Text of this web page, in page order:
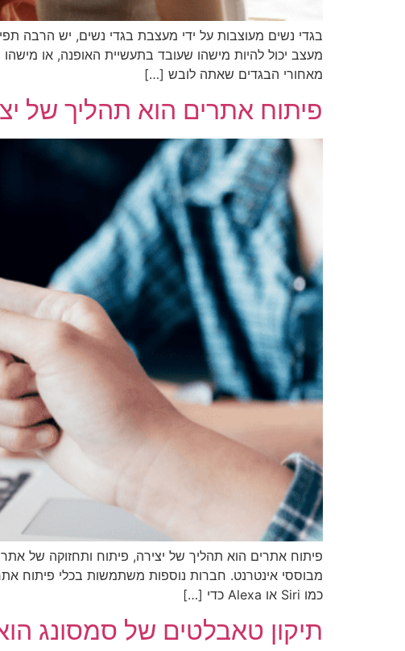
בגדי נשים מעוצבות על ידי מעצבת בגדי נשים, יש הרבה
מעצב יכול להיות מישהו שעובד בתעשיית האופנה, או
מאחורי הבגדים שאתה לובש […]
פיתוח אתרים הוא תהליך של
פיתוח אתרים הוא תהליך של יצירה, פיתוח ותחזוקה של
מבוססי אינטרנט. חברות נוספות משתמשות בכלי פיתוח
כמו Siri או Alexa כדי […]
תיקון טאבלטים של סמסונג